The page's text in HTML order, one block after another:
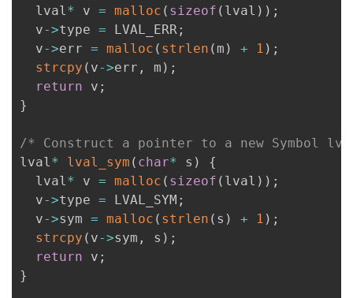
  lval
* v = malloc ( sizeof ( lval ) ) ;
  v
->type = LVAL_ERR;
  v
->err = malloc ( strlen ( m ) + 1 ) ;
strcpy ( v->err , m ) ;
return v ;
}
/* Construct a pointer to a new Symbol
lval* lval_sym ( char* s )
{
  lval
* v = malloc ( sizeof ( lval ) ) ;
  v
->type = LVAL_SYM ;
  v
->sym = malloc ( strlen ( s ) + 1 ) ;
strcpy ( v->sym , s ) ;
return v ;
}